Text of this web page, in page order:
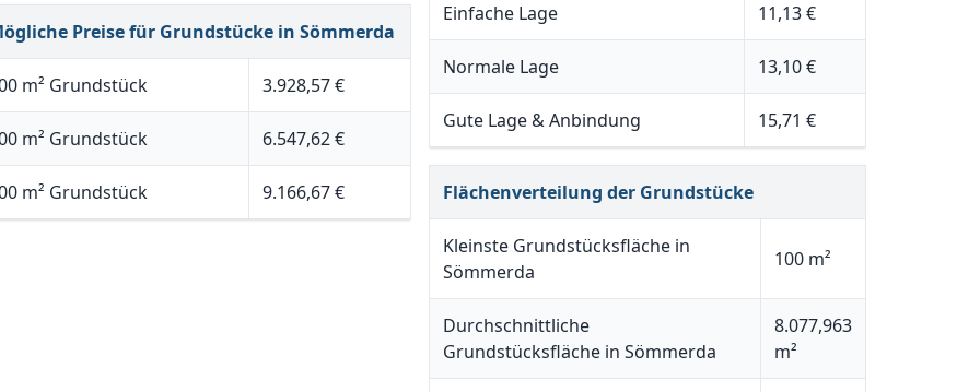
Preise für Grundstücke in Sömmerda
m² Grundstück 3.928,57 €
m² Grundstück 6.547,62 €
m² Grundstück 9.166,67 €
Einfache Lage 11,13 €
Normale Lage 13,10 €
Gute Lage & Anbindung 15,71 €
Flächenverteilung der Grundstücke
Kleinste Grundstücksfläche in
Sömmerda
100 m²
Durchschnittliche
Grundstücksfläche in Sömmerda
8.077,963
m²